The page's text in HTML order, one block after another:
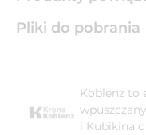
Pliki do pobrania
Koblenz to
i Kubikina